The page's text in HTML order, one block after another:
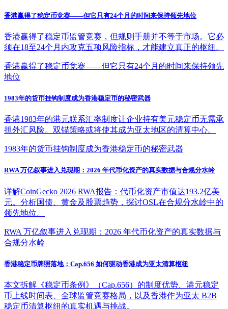
香港赢得了稳定币竞赛——但它只有24个月的时间来保持领先地位
香港赢得了稳定币监管竞赛，但规则手册并不等于市场。它必
须在18至24个月内攻克五项风险指标，才能建立真正的枢纽。
香港赢得了稳定币竞赛——但它只有24个月的时间来保持领先
地位
1983年的货币挂钩制度成为香港稳定币的秘密武器
香港1983年的港元联系汇率制度让企业持有美元稳定币无需承
担外汇风险。双锚策略或将使其成为亚太地区的清算中心。
1983年的货币挂钩制度成为香港稳定币的秘密武器
RWA 万亿叙事进入兑现期：2026 年代币化资产的真实数据与合规分水岭
详解CoinGecko 2026 RWA报告：代币化资产市值达193.2亿美
元。分析国债、黄金及股票趋势，探讨OSL在合规分水岭中的
领先地位。
RWA 万亿叙事进入兑现期：2026 年代币化资产的真实数据与
合规分水岭
香港稳定币牌照落地：Cap.656 如何驱动香港成为亚太清算枢纽
本文拆解《稳定币条例》（Cap.656）的制度优势、港元稳定
币上线时间表、全球监管竞赛格局，以及香港作为亚太 B2B
稳定币清算枢纽的真实机遇与挑战。